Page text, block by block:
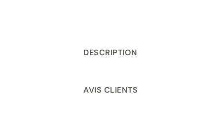
DESCRIPTION
AVIS CLIENTS